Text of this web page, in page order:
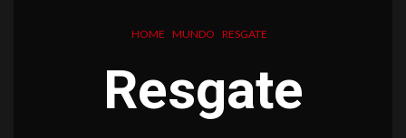
HOME MUNDO RESGATE
Resgate